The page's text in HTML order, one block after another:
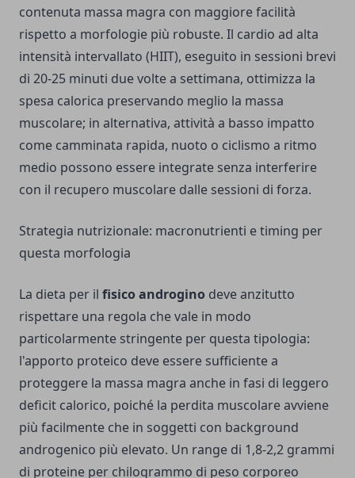
contenuta massa magra con maggiore facilità
rispetto a morfologie più robuste. Il cardio ad alta
intensità intervallato (HIIT), eseguito in sessioni brevi
di 20-25 minuti due volte a settimana, ottimizza la
spesa calorica preservando meglio la massa
muscolare; in alternativa, attività a basso impatto
come camminata rapida, nuoto o ciclismo a ritmo
medio possono essere integrate senza interferire
con il recupero muscolare dalle sessioni di forza.
Strategia nutrizionale: macronutrienti e timing per
questa morfologia
La dieta per il fisico androgino deve anzitutto
rispettare una regola che vale in modo
particolarmente stringente per questa tipologia:
l'apporto proteico deve essere sufficiente a
proteggere la massa magra anche in fasi di leggero
deficit calorico, poiché la perdita muscolare avviene
più facilmente che in soggetti con background
androgenico più elevato. Un range di 1,8-2,2 grammi
di proteine per chilogrammo di peso corporeo